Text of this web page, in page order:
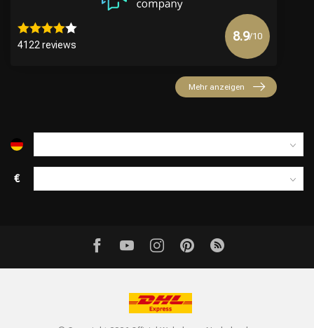
4122 reviews
8.9/10
Mehr anzeigen
€